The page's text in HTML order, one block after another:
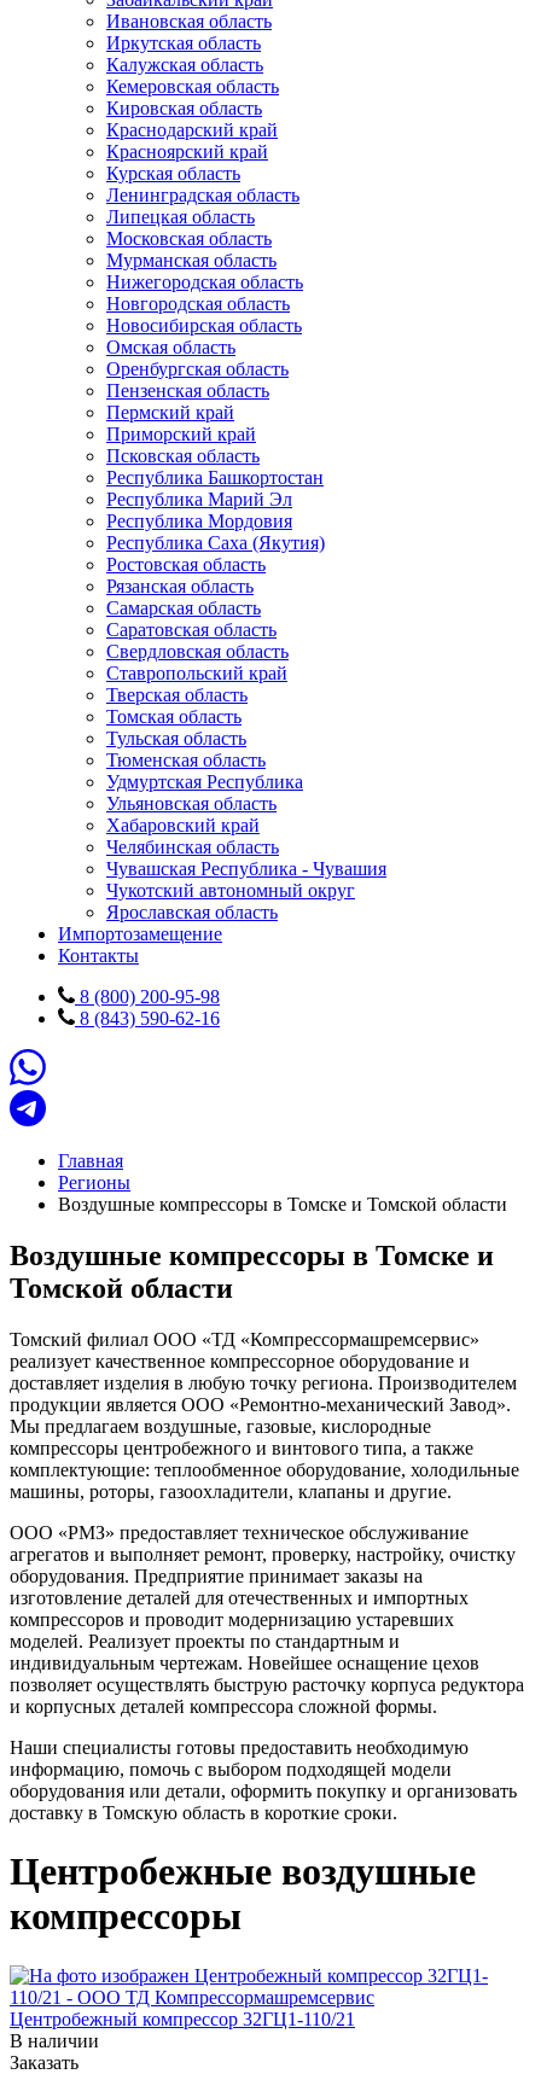
Ивановская область
Иркутская область
Калужская область
Кемеровская область
Кировская область
Краснодарский край
Красноярский край
Курская область
Ленинградская область
Липецкая область
Московская область
Мурманская область
Нижегородская область
Новгородская область
Новосибирская область
Омская область
Оренбургская область
Пензенская область
Пермский край
Приморский край
Псковская область
Республика Башкортостан
Республика Марий Эл
Республика Мордовия
Республика Саха (Якутия)
Ростовская область
Рязанская область
Самарская область
Саратовская область
Свердловская область
Ставропольский край
Тверская область
Томская область
Тульская область
Тюменская область
Удмуртская Республика
Ульяновская область
Хабаровский край
Челябинская область
Чувашская Республика - Чувашия
Чукотский автономный округ
Ярославская область
Импортозамещение
Контакты
8 (800) 200-95-98
8 (843) 590-62-16
Главная
Регионы
Воздушные компрессоры в Томске и Томской области
Воздушные компрессоры в Томске и
Томской области
Томский филиал ООО «ТД «Компрессормашремсервис»
реализует качественное компрессорное оборудование и
доставляет изделия в любую точку региона. Производителем
продукции является ООО «Ремонтно-механический Завод».
Мы предлагаем воздушные, газовые, кислородные
компрессоры центробежного и винтового типа, а также
комплектующие: теплообменное оборудование, холодильные
машины, роторы, газоохладители, клапаны и другие.
ООО «РМЗ» предоставляет техническое обслуживание
агрегатов и выполняет ремонт, проверку, настройку, очистку
оборудования. Предприятие принимает заказы на
изготовление деталей для отечественных и импортных
компрессоров и проводит модернизацию устаревших
моделей. Реализует проекты по стандартным и
индивидуальным чертежам. Новейшее оснащение цехов
позволяет осуществлять быструю расточку корпуса редуктора
и корпусных деталей компрессора сложной формы.
Наши специалисты готовы предоставить необходимую
информацию, помочь с выбором подходящей модели
оборудования или детали, оформить покупку и организовать
доставку в Томскую область в короткие сроки.
Центробежные воздушные
компрессоры
Центробежный компрессор 32ГЦ1-110/21
В наличии
Заказать